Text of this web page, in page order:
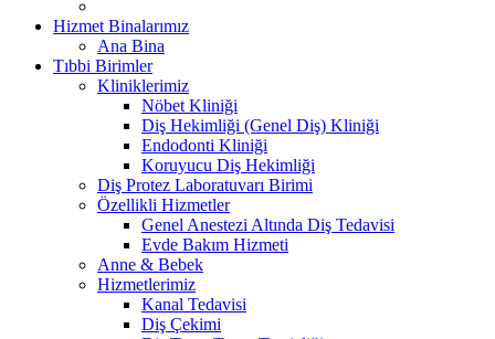
Hizmet Binalarımız
Ana Bina
Tıbbi Birimler
Kliniklerimiz
Nöbet Kliniği
Diş Hekimliği (Genel Diş) Kliniği
Endodonti Kliniği
Koruyucu Diş Hekimliği
Diş Protez Laboratuvarı Birimi
Özellikli Hizmetler
Genel Anestezi Altında Diş Tedavisi
Evde Bakım Hizmeti
Anne & Bebek
Hizmetlerimiz
Kanal Tedavisi
Diş Çekimi